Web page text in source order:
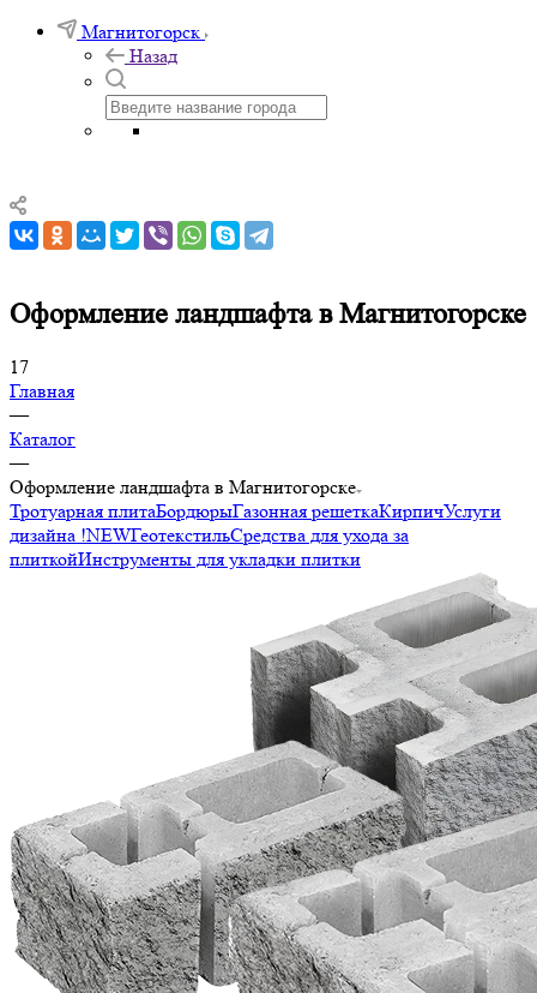
Магнитогорск
Назад
Оформление ландшафта в Магнитогорске
17
Главная
—
Каталог
—
Оформление ландшафта в Магнитогорске
Тротуарная плитаБордюрыГазонная решеткаКирпичУслуги
дизайна !NEWГеотекстильСредства для ухода за
плиткойИнструменты для укладки плитки